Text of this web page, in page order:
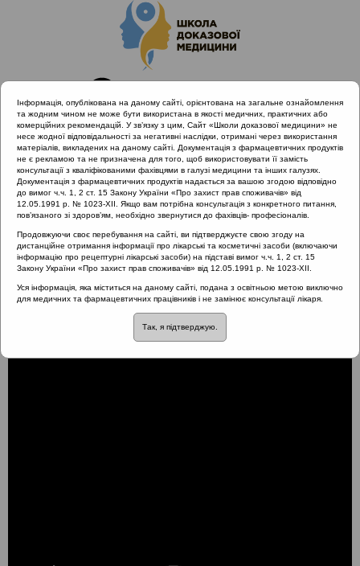
Головна
Проведені заходи
Науково-практична конференція «Раціональне лікування
VS. Раціональна АБ терапія» Одеса 6.04.2019
Чому кожен сімейний лікар має мати отоскоп?
Чому кожен сімейний
лікар має мати отоскоп?
Інформація, опублікована на даному сайті, орієнтована на загальне ознайомлення
та жодним чином не може бути використана в якості медичних, практичних або
комерційних рекомендацій. У зв’язку з цим, Сайт «Школи доказової медицини» не
несе жодної відповідальності за негативні наслідки, отримані через використання
матеріалів, викладених на даному сайті. Документація з фармацевтичних продуктів
не є рекламою та не призначена для того, щоб використовувати її замість
консультації з кваліфікованими фахівцями в галузі медицини та інших галузях.
Документація з фармацевтичних продуктів надається за вашою згодою відповідно
до вимог ч.ч. 1, 2 ст. 15 Закону України «Про захист прав споживачів» від
12.05.1991 р. № 1023-XII. Якщо вам потрібна консультація з конкретного питання,
пов’язаного зі здоров’ям, необхідно звернутися до фахівців- професіоналів.
Продовжуючи своє перебування на сайті, ви підтверджуєте свою згоду на
дистанційне отримання інформації про лікарські та косметичні засоби (включаючи
інформацію про рецептурні лікарські засоби) на підставі вимог ч.ч. 1, 2 ст. 15
Закону України «Про захист прав споживачів» від 12.05.1991 р. № 1023-XII.
Уся інформація, яка міститься на даному сайті, подана з освітньою метою виключно
для медичних та фармацевтичних працівників і не замінює консультації лікаря.
Так, я підтверджую.